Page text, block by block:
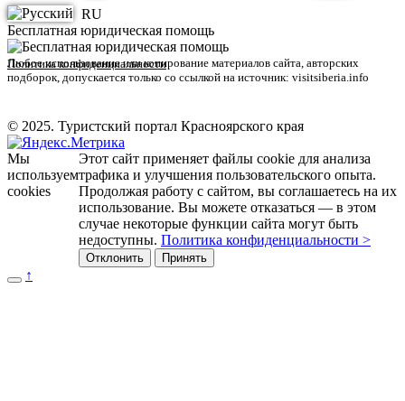
RU
Бесплатная юридическая помощь
Политика конфиденциальности
Любое использование или копирование материалов сайта, авторских
подборок, допускается только со ссылкой на источник: visitsiberia.info
© 2025. Туристский портал Красноярского края
Мы
используем
cookies
Этот сайт применяет файлы cookie для анализа
трафика и улучшения пользовательского опыта.
Продолжая работу с сайтом, вы соглашаетесь на их
использование. Вы можете отказаться — в этом
случае некоторые функции сайта могут быть
недоступны. Политика конфиденциальности >
Отклонить Принять
↑